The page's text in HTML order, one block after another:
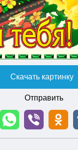
Скачать картинку
Отправить